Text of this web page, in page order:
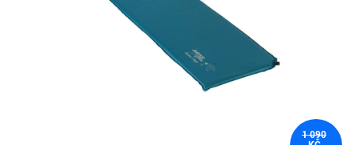
1 090